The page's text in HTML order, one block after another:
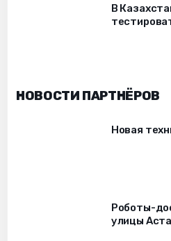
В
НОВОСТИ ПАРТНЁРОВ
Новая
Роботы-
улицы